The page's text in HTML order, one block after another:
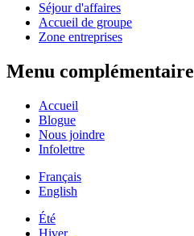
Séjour d'affaires
Accueil de groupe
Zone entreprises
Menu complémentaire
Accueil
Blogue
Nous joindre
Infolettre
Français
English
Été
Hiver